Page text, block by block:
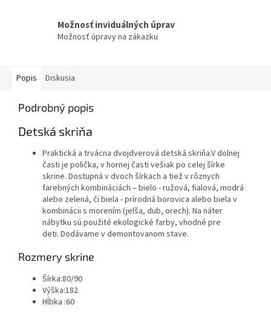
Možnosť inviduálných úprav
Možnosť úpravy na zákazku
Popis Diskusia
Podrobný popis
Detská skriňa
Praktická a trvácna dvojdverová detská skriňa.V dolnej
časti je polička, v hornej časti vešiak po celej šírke
skrine. Dostupná v dvoch šírkach a tiež v rôznych
farebných kombináciách – bielo - ružová, fialová, modrá
alebo zelená, či biela - prírodná borovica alebo biela v
kombinácii s morením (jelša, dub, orech). Na náter
nábytku sú použité ekologické farby, vhodné pre
deti. Dodávame v demontovanom stave.
Rozmery skrine
Šírka:80/90
Výška:182
Hĺbka :60